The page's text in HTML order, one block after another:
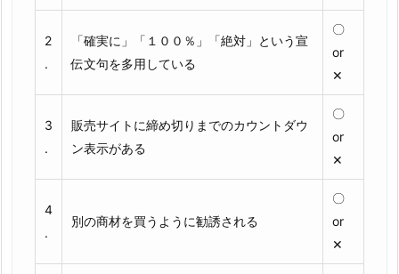
2
.
「確実に」「１００％」「絶対」という宣
伝文句を多用している
〇
or
✕
3
.
販売サイトに締め切りまでのカウントダウ
ン表示がある
〇
or
✕
4
.
別の商材を買うように勧誘される
〇
or
✕